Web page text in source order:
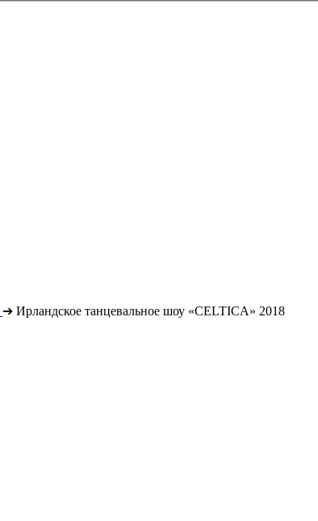
➔ Ирландское танцевальное шоу «CELTICA» 2018